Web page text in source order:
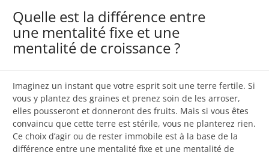
Quelle est la différence entre
une mentalité fixe et une
mentalité de croissance ?
Imaginez un instant que votre esprit soit une terre fertile. Si
vous y plantez des graines et prenez soin de les arroser,
elles pousseront et donneront des fruits. Mais si vous êtes
convaincu que cette terre est stérile, vous ne planterez rien.
Ce choix d’agir ou de rester immobile est à la base de la
différence entre une mentalité fixe et une mentalité de